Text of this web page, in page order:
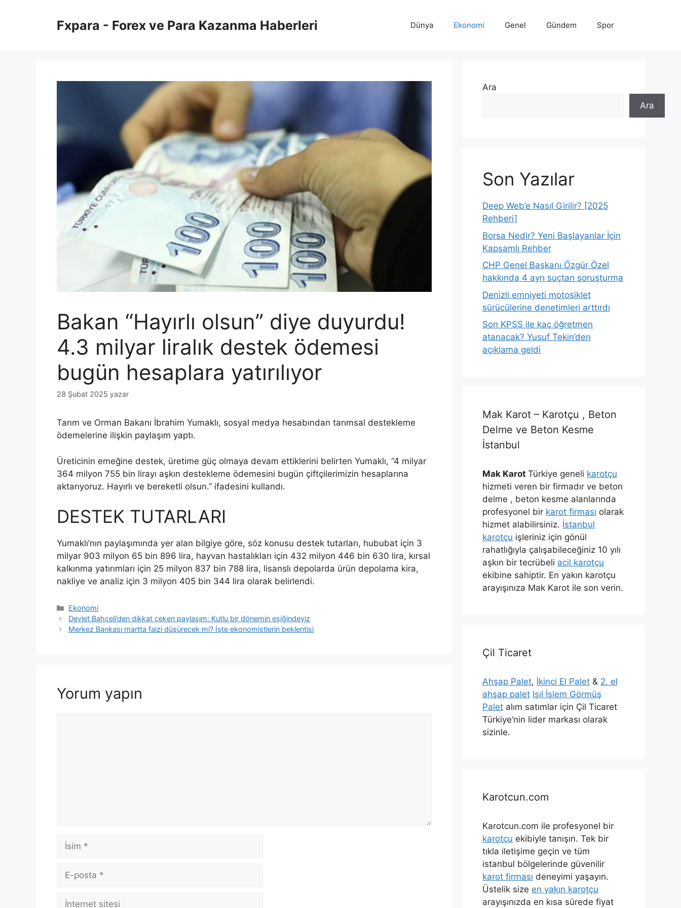
Fxpara - Forex ve Para Kazanma Haberleri Dünya Ekonomi Genel Gündem Spor
Bakan “Hayırlı olsun” diye duyurdu!
4.3 milyar liralık destek ödemesi
bugün hesaplara yatırılıyor
28 Şubat 2025 yazar
Tarım ve Orman Bakanı İbrahim Yumaklı, sosyal medya hesabından tarımsal destekleme
ödemelerine ilişkin paylaşım yaptı.
Üreticinin emeğine destek, üretime güç olmaya devam ettiklerini belirten Yumaklı, “4 milyar
364 milyon 755 bin lirayı aşkın destekleme ödemesini bugün çiftçilerimizin hesaplarına
aktarıyoruz. Hayırlı ve bereketli olsun.” ifadesini kullandı.
DESTEK TUTARLARI
Yumaklı’nın paylaşımında yer alan bilgiye göre, söz konusu destek tutarları, hububat için 3
milyar 903 milyon 65 bin 896 lira, hayvan hastalıkları için 432 milyon 446 bin 630 lira, kırsal
kalkınma yatırımları için 25 milyon 837 bin 788 lira, lisanslı depolarda ürün depolama kira,
nakliye ve analiz için 3 milyon 405 bin 344 lira olarak belirlendi.
Kategoriler
Ekonomi
Devlet Bahçeli’den dikkat çeken paylaşım: Kutlu bir dönemin eşiğindeyiz
Merkez Bankası martta faizi düşürecek mi? İşte ekonomistlerin beklentisi
Yorum yapın
İsim
posta
İnternet
Ara
Ara
Son Yazılar
Deep Web’e Nasıl Girilir? [2025
Rehberi]
Borsa Nedir? Yeni Başlayanlar İçin
Kapsamlı Rehber
CHP Genel Başkanı Özgür Özel
hakkında 4 ayrı suçtan soruşturma
Denizli emniyeti motosiklet
sürücülerine denetimleri arttırdı
Son KPSS ile kaç öğretmen
atanacak? Yusuf Tekin’den
açıklama geldi
Mak Karot – Karotçu , Beton
Delme ve Beton Kesme
İstanbul
Mak Karot Türkiye geneli karotçu
hizmeti veren bir firmadır ve beton
delme , beton kesme alanlarında
profesyonel bir karot firması olarak
hizmet alabilirsiniz. İstanbul
karotçu işleriniz için gönül
rahatlığıyla çalışabileceğiniz 10 yılı
aşkın bir tecrübeli acil karotçu
ekibine sahiptir. En yakın karotçu
arayışınıza Mak Karot ile son verin.
Çil Ticaret
Ahşap Palet, İkinci El Palet & 2. el
ahşap palet Isıl İşlem Görmüş
Palet alım satımlar için Çil Ticaret
Türkiye’nin lider markası olarak
sizinle.
Karotcun.com
Karotcun.com ile profesyonel bir
karotçu ekibiyle tanışın. Tek bir
tıkla iletişime geçin ve tüm
istanbul bölgelerinde güvenilir
karot firması deneyimi yaşayın.
Üstelik size en yakın karotçu
arayışınızda en kısa sürede fiyat